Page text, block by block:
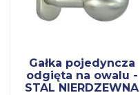
Gałka pojedyncza
odgięta na owalu -
STAL NIERDZEWNA